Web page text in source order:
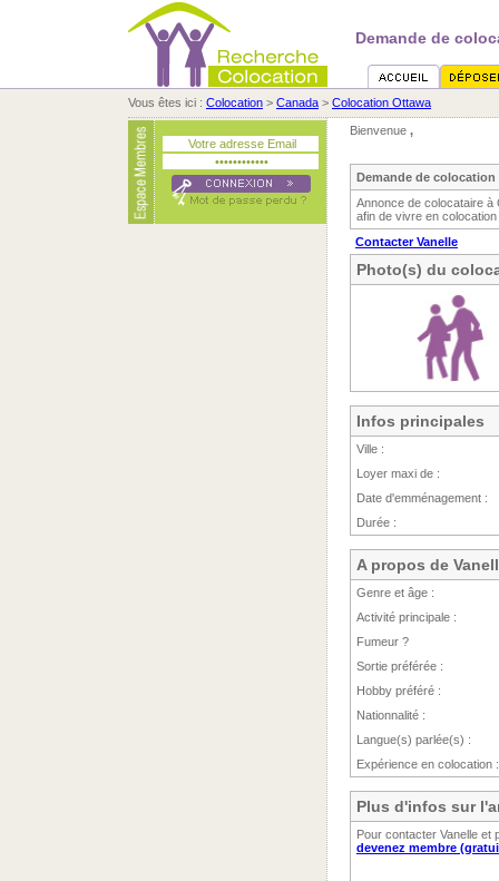
Demande de
Vous êtes ici : Colocation > Canada > Colocation Ottawa
Bienvenue ,
Demande de colocation
Annonce de colocataire à
afin de vivre en colocation
Contacter Vanelle
Photo(s) du
Infos principales
Ville :
Loyer maxi de :
Date d'emménagement :
Durée :
A propos de
Genre et âge :
Activité principale :
Fumeur ?
Sortie préférée :
Hobby préféré :
Nationnalité :
Langue(s) parlée(s) :
Expérience en colocation :
Plus d'infos sur
Pour contacter Vanelle et
devenez membre